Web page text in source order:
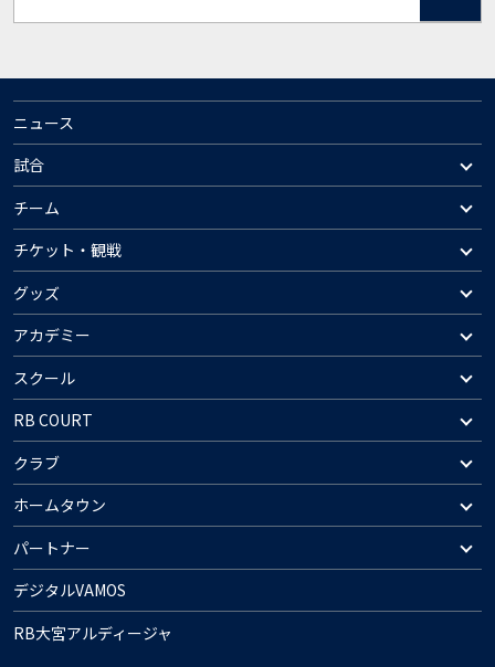
ニュース
試合
チーム
チケット・観戦
グッズ
アカデミー
スクール
RB COURT
クラブ
ホームタウン
パートナー
デジタルVAMOS
RB大宮アルディージャ